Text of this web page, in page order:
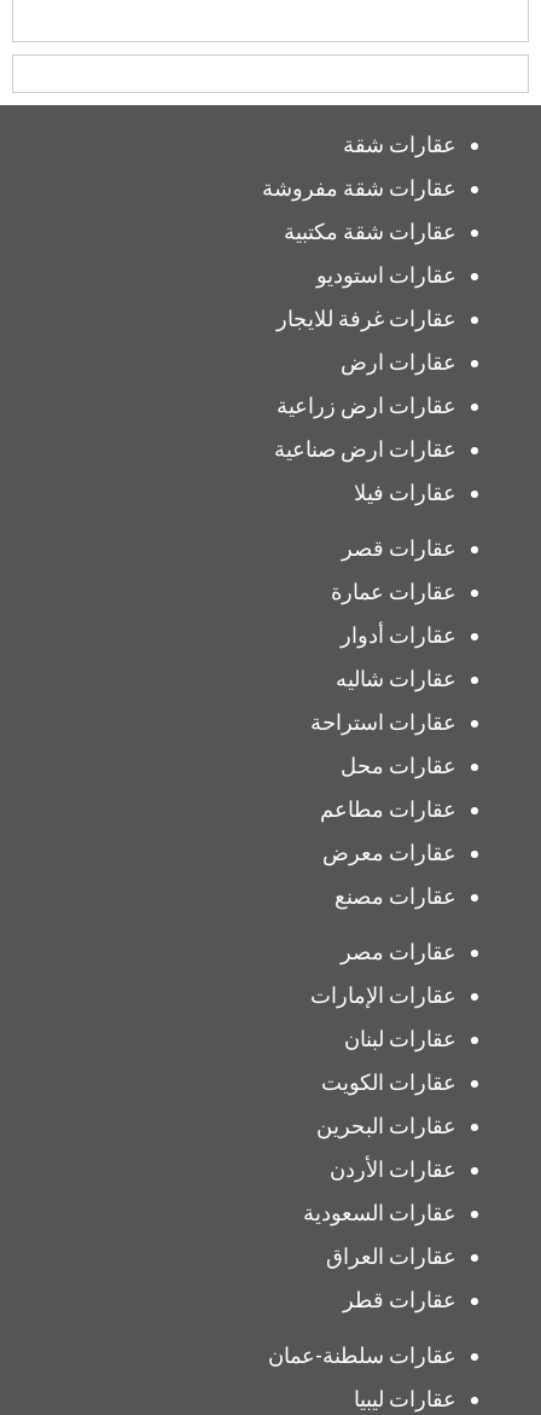
عقارات شقة
عقارات شقة مفروشة
عقارات شقة مكتبية
عقارات استوديو
عقارات غرفة للايجار
عقارات ارض
عقارات ارض زراعية
عقارات ارض صناعية
عقارات فيلا
عقارات قصر
عقارات عمارة
عقارات أدوار
عقارات شاليه
عقارات استراحة
عقارات محل
عقارات مطاعم
عقارات معرض
عقارات مصنع
عقارات مصر
عقارات الإمارات
عقارات لبنان
عقارات الكويت
عقارات البحرين
عقارات الأردن
عقارات السعودية
عقارات العراق
عقارات قطر
عقارات سلطنة-عمان
عقارات ليبيا